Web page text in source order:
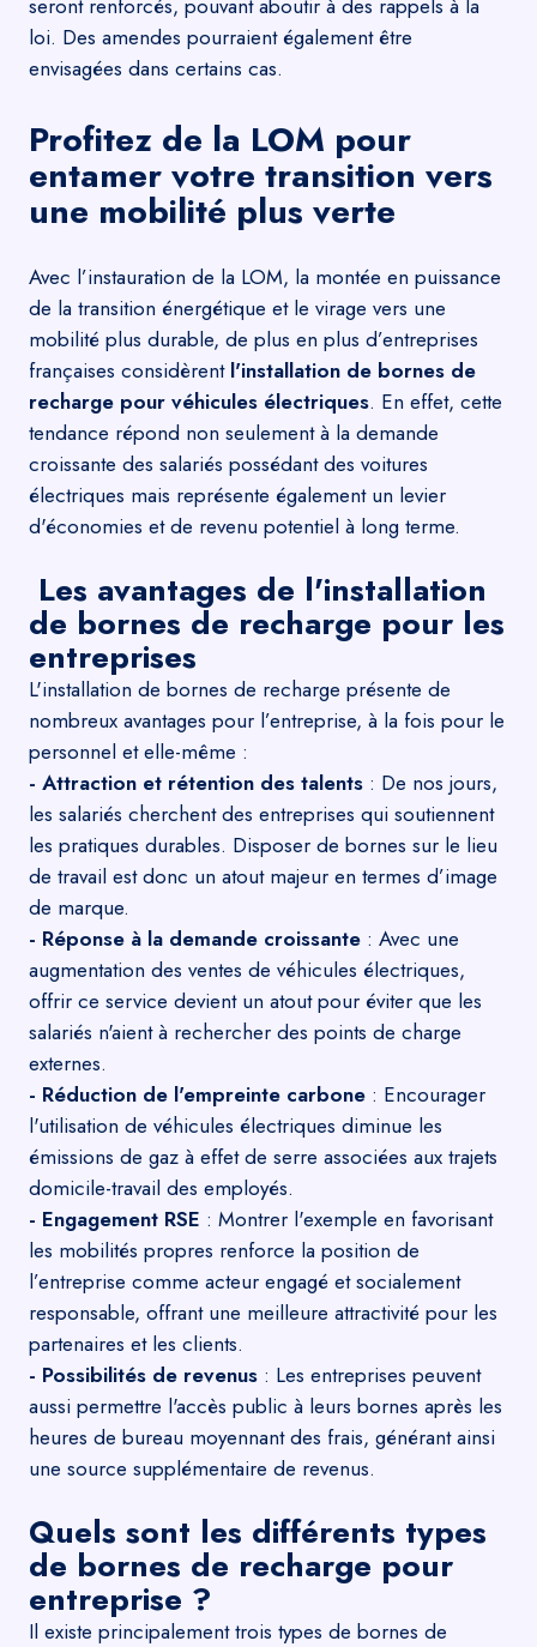
seront renforcés, pouvant aboutir à des rappels à la
loi. Des amendes pourraient également être
envisagées dans certains cas.
Profitez de la LOM pour
entamer votre transition vers
une mobilité plus verte
Avec l’instauration de la LOM, la montée en puissance
de la transition énergétique et le virage vers une
mobilité plus durable, de plus en plus d’entreprises
françaises considèrent l'installation de bornes de
recharge pour véhicules électriques. En effet, cette
tendance répond non seulement à la demande
croissante des salariés possédant des voitures
électriques mais représente également un levier
d'économies et de revenu potentiel à long terme.
Les avantages de l'installation
de bornes de recharge pour les
entreprises
L'installation de bornes de recharge présente de
nombreux avantages pour l’entreprise, à la fois pour le
personnel et elle-même :
- Attraction et rétention des talents : De nos jours,
les salariés cherchent des entreprises qui soutiennent
les pratiques durables. Disposer de bornes sur le lieu
de travail est donc un atout majeur en termes d’image
de marque.
- Réponse à la demande croissante : Avec une
augmentation des ventes de véhicules électriques,
offrir ce service devient un atout pour éviter que les
salariés n'aient à rechercher des points de charge
externes.
- Réduction de l'empreinte carbone : Encourager
l'utilisation de véhicules électriques diminue les
émissions de gaz à effet de serre associées aux trajets
domicile-travail des employés.
- Engagement RSE : Montrer l'exemple en favorisant
les mobilités propres renforce la position de
l’entreprise comme acteur engagé et socialement
responsable, offrant une meilleure attractivité pour les
partenaires et les clients.
- Possibilités de revenus : Les entreprises peuvent
aussi permettre l'accès public à leurs bornes après les
heures de bureau moyennant des frais, générant ainsi
une source supplémentaire de revenus.
Quels sont les différents types
de bornes de recharge pour
entreprise ?
Il existe principalement trois types de bornes de